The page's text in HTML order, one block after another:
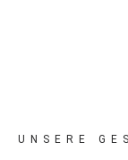
UNSERE